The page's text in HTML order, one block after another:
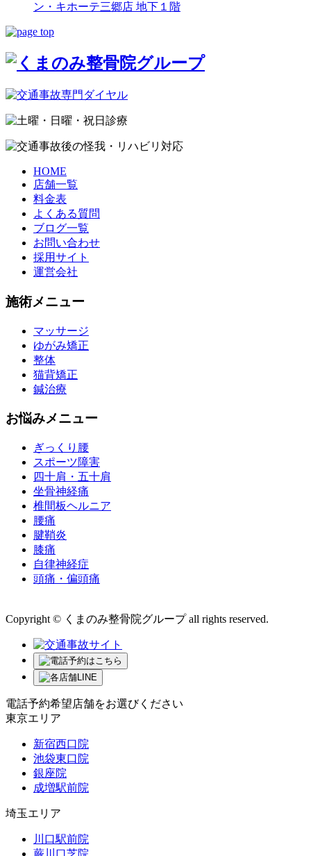
ン・キホーテ三郷店 地下１階
HOME
店舗一覧
料金表
よくある質問
ブログ一覧
お問い合わせ
採用サイト
運営会社
施術メニュー
マッサージ
ゆがみ矯正
整体
猫背矯正
鍼治療
お悩みメニュー
ぎっくり腰
スポーツ障害
四十肩・五十肩
坐骨神経痛
椎間板ヘルニア
腰痛
腱鞘炎
膝痛
自律神経症
頭痛・偏頭痛
Copyright © くまのみ整骨院グループ all rights reserved.
電話予約希望店舗をお選びください
東京エリア
新宿西口院
池袋東口院
銀座院
成増駅前院
埼玉エリア
川口駅前院
蕨川口芝院